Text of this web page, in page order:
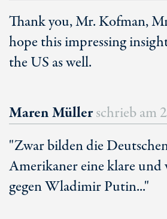
Thank you, Mr. Kofman,
hope this impressing
the US as well.
Maren Müllerschrieb am
"Zwar bilden die
Amerikaner eine klare
gegen Wladimir Putin..."